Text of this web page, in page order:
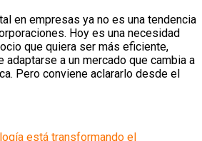
en empresas ya no es una tendencia
Hoy es una necesidad
que quiera ser más eficiente,
a un mercado que cambia a
Pero conviene aclararlo desde el